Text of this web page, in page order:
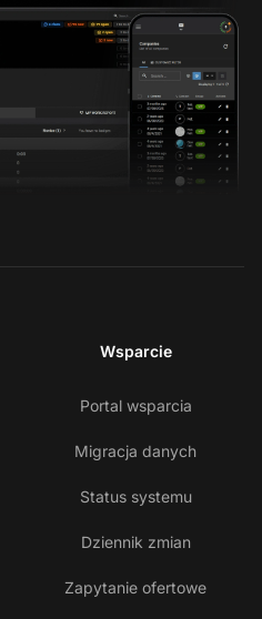
Wsparcie
Portal wsparcia
Migracja danych
Status systemu
Dziennik zmian
Zapytanie ofertowe